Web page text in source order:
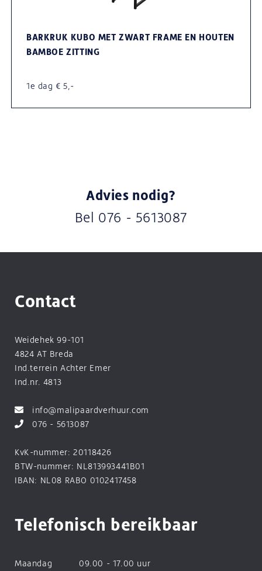
BARKRUK KUBO MET ZWART FRAME EN HOUTEN
BAMBOE ZITTING
1e dag € 5,-
Advies nodig?
Bel 076 - 5613087
Contact
Weidehek 99-101
4824 AT Breda
Ind.terrein Achter Emer
Ind.nr. 4813
info@malipaardverhuur.com
076 - 5613087
KvK-nummer: 20118426
BTW-nummer: NL813993441B01
IBAN: NL08 RABO 0102417458
Telefonisch bereikbaar
Maandag
09.00 - 17.00 uur